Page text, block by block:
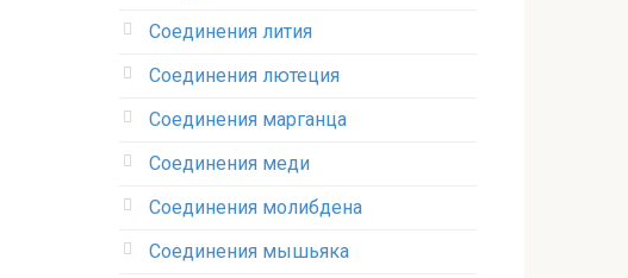
Соединения лития‎
Соединения лютеция‎
Соединения марганца‎
Соединения меди
Соединения молибдена‎
Соединения мышьяка‎ ‎